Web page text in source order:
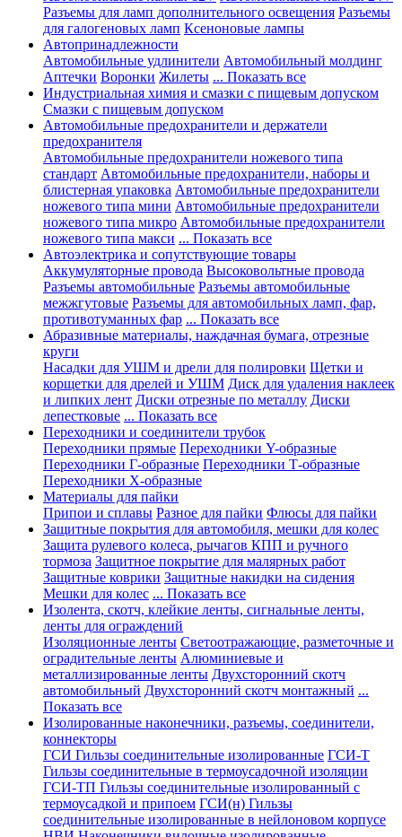
Разъемы для ламп дополнительного освещения Разъемы
для галогеновых ламп Ксеноновые лампы
Автопринадлежности
Автомобильные удлинители Автомобильный молдинг
Аптечки Воронки Жилеты ... Показать все
Индустриальная химия и смазки с пищевым допуском
Смазки с пищевым допуском
Автомобильные предохранители и держатели
предохранителя
Автомобильные предохранители ножевого типа
стандарт Автомобильные предохранители, наборы и
блистерная упаковка Автомобильные предохранители
ножевого типа мини Автомобильные предохранители
ножевого типа микро Автомобильные предохранители
ножевого типа макси ... Показать все
Автоэлектрика и сопутствующие товары
Аккумуляторные провода Высоковольтные провода
Разъемы автомобильные Разъемы автомобильные
межжгутовые Разъемы для автомобильных ламп, фар,
противотуманных фар ... Показать все
Абразивные материалы, наждачная бумага, отрезные
круги
Насадки для УШМ и дрели для полировки Щетки и
корщетки для дрелей и УШМ Диск для удаления наклеек
и липких лент Диски отрезные по металлу Диски
лепестковые ... Показать все
Переходники и соединители трубок
Переходники прямые Переходники Y-образные
Переходники Г-образные Переходники Т-образные
Переходники Х-образные
Материалы для пайки
Припои и сплавы Разное для пайки Флюсы для пайки
Защитные покрытия для автомобиля, мешки для колес
Защита рулевого колеса, рычагов КПП и ручного
тормоза Защитное покрытие для малярных работ
Защитные коврики Защитные накидки на сидения
Мешки для колес ... Показать все
Изолента, скотч, клейкие ленты, сигнальные ленты,
ленты для ограждений
Изоляционные ленты Светоотражающие, разметочные и
оградительные ленты Алюминиевые и
металлизированные ленты Двухсторонний скотч
автомобильный Двухсторонний скотч монтажный ...
Показать все
Изолированные наконечники, разъемы, соединители,
коннекторы
ГСИ Гильзы соединительные изолированные ГСИ-Т
Гильзы соединительные в термоусадочной изоляции
ГСИ-ТП Гильзы соединительные изолированный с
термоусадкой и припоем ГСИ(н) Гильзы
соединительные изолированные в нейлоновом корпусе